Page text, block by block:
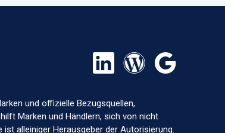
und offizielle Bezugsquellen,
Marken und Händlern, sich von nicht
alleiniger Herausgeber der Autorisierung.